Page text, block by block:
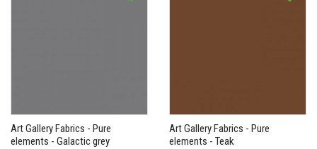
Art Gallery Fabrics - Pure
elements - Galactic grey
Art Gallery Fabrics - Pure
elements - Teak